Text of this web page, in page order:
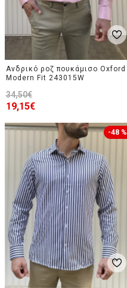
Ανδρικό ροζ πουκάμισο Oxford
Modern Fit 243015W
19,15€
34,50€
-48 %